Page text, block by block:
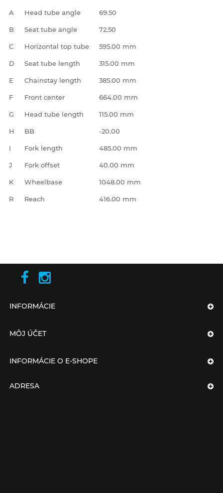
A Head tube angle 69.50
B Seat tube angle 72.50
C Horizontal top tube 595.00 mm
D Seat tube length 315.00 mm
E Chainstay length 385.00 mm
F Front center 664.00 mm
G Head tube length 115.00 mm
H BB -20.00
I Fork length 485.00 mm
J Fork offset 40.00 mm
K Wheelbase 1048.00 mm
R Reach 416.00 mm
INFORMÁCIE
MÔJ ÚČET
INFORMÁCIE O E-SHOPE
ADRESA